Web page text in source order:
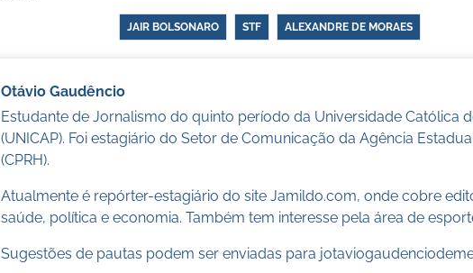
JAIR BOLSONARO STF ALEXANDRE DE MORAES
Otávio Gaudêncio
Estudante de Jornalismo do quinto período da Universidade Católica
(UNICAP). Foi estagiário do Setor de Comunicação da Agência
(CPRH).
Atualmente é repórter-estagiário do site Jamildo.com, onde cobre
saúde, política e economia. Também tem interesse pela área de
Sugestões de pautas podem ser enviadas para